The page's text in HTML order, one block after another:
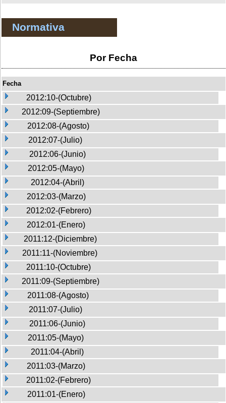
Normativa
Por Fecha
Fecha
2012:10-(Octubre)
2012:09-(Septiembre)
2012:08-(Agosto)
2012:07-(Julio)
2012:06-(Junio)
2012:05-(Mayo)
2012:04-(Abril)
2012:03-(Marzo)
2012:02-(Febrero)
2012:01-(Enero)
2011:12-(Diciembre)
2011:11-(Noviembre)
2011:10-(Octubre)
2011:09-(Septiembre)
2011:08-(Agosto)
2011:07-(Julio)
2011:06-(Junio)
2011:05-(Mayo)
2011:04-(Abril)
2011:03-(Marzo)
2011:02-(Febrero)
2011:01-(Enero)